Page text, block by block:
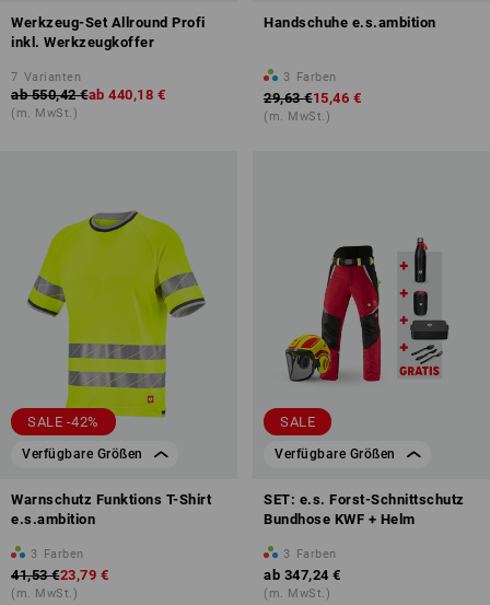
Werkzeug-Set Allround Profi
inkl. Werkzeugkoffer
7 Varianten
ab 550,42 €ab 440,18 €
(m. MwSt.)
Handschuhe e.s.ambition
3 Farben
29,63 €15,46 €
(m. MwSt.)
SALE -42%
Verfügbare Größen
Warnschutz Funktions T-Shirt
e.s.ambition
3 Farben
41,53 €23,79 €
(m. MwSt.)
SALE
Verfügbare Größen
SET: e.s. Forst-Schnittschutz
Bundhose KWF + Helm
3 Farben
ab 347,24 €
(m. MwSt.)